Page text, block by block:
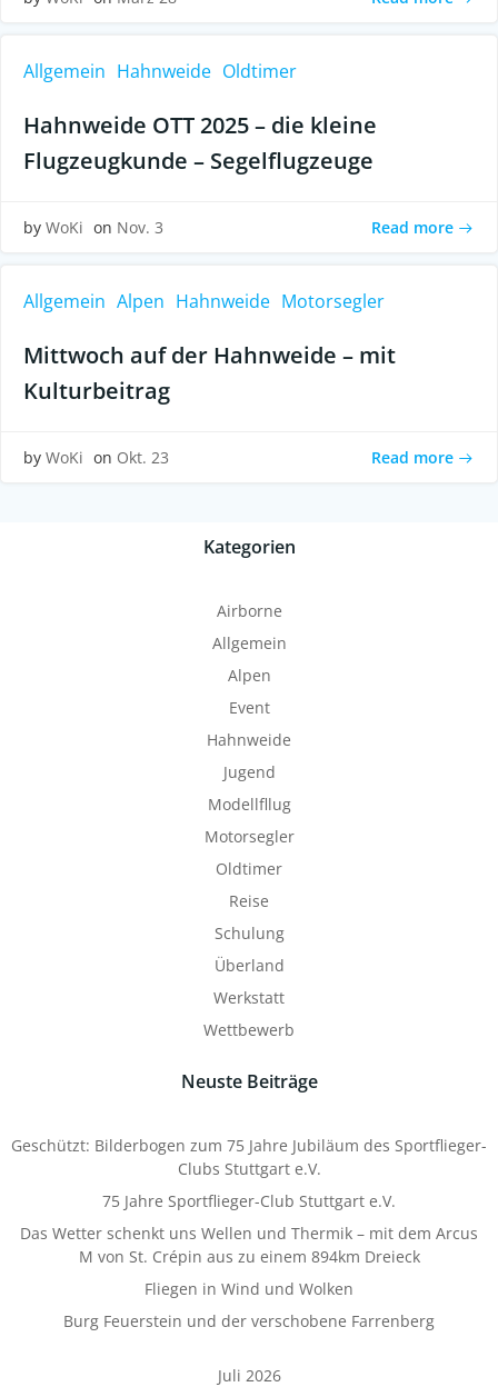
Allgemein Hahnweide Oldtimer
Hahnweide OTT 2025 – die kleine
Flugzeugkunde – Segelflugzeuge
by WoKi on Nov. 3 Read more
Allgemein Alpen Hahnweide Motorsegler
Mittwoch auf der Hahnweide – mit
Kulturbeitrag
by WoKi on Okt. 23 Read more
Kategorien
Airborne
Allgemein
Alpen
Event
Hahnweide
Jugend
Modellfllug
Motorsegler
Oldtimer
Reise
Schulung
Überland
Werkstatt
Wettbewerb
Neuste Beiträge
Geschützt: Bilderbogen zum 75 Jahre Jubiläum des Sportflieger-
Clubs Stuttgart e.V.
75 Jahre Sportflieger-Club Stuttgart e.V.
Das Wetter schenkt uns Wellen und Thermik – mit dem Arcus
M von St. Crépin aus zu einem 894km Dreieck
Fliegen in Wind und Wolken
Burg Feuerstein und der verschobene Farrenberg
Juli 2026